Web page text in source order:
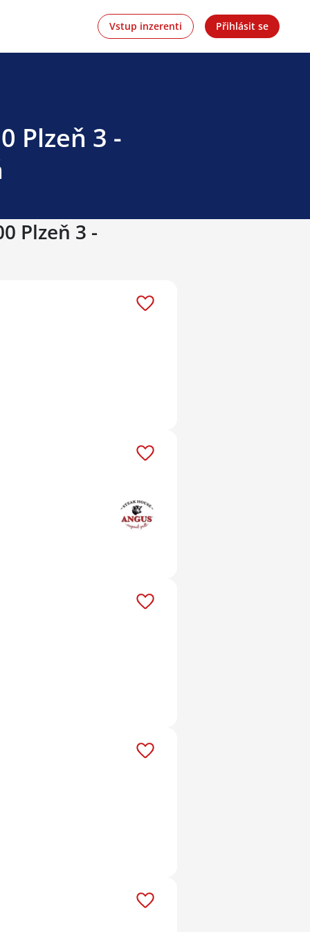
Vstup inzerenti Přihlásit se
Plzeň 3 -
Plzeň 3 -